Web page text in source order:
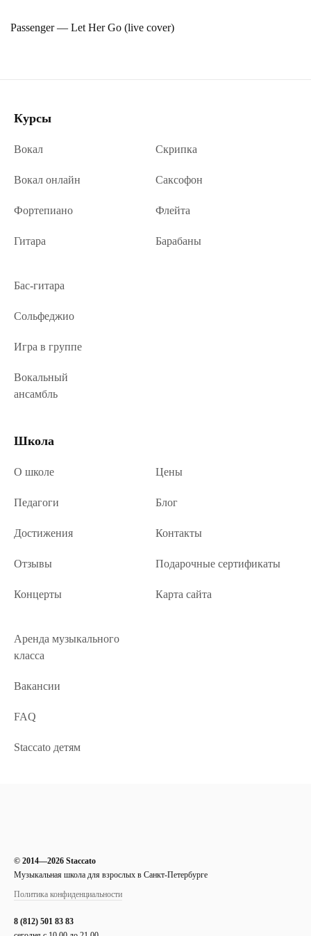
Passenger — Let Her Go (live cover)
Курсы
Вокал
Вокал онлайн
Фортепиано
Гитара
Скрипка
Саксофон
Флейта
Барабаны
Бас-гитара
Сольфеджио
Игра в группе
Вокальный
ансамбль
Школа
О школе
Педагоги
Достижения
Отзывы
Концерты
Цены
Блог
Контакты
Подарочные сертификаты
Карта сайта
Аренда музыкального
класса
Вакансии
FAQ
Staccato детям
© 2014—2026 Staccato
Музыкальная школа для взрослых в Санкт-Петербурге
Политика конфиденциальности
8 (812) 501 83 83